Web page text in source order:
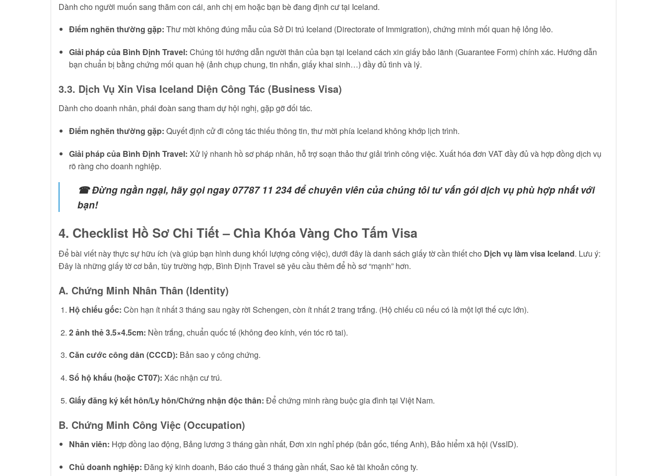
Dành cho người muốn sang thăm con cái, anh chị em hoặc bạn bè đang định cư tại Iceland.
Điểm nghẽn thường gặp: Thư mời không đúng mẫu của Sở Di trú Iceland (Directorate of Immigration), chứng minh mối quan hệ lỏng lẻo.
Giải pháp của Bình Định Travel: Chúng tôi hướng dẫn người thân của bạn tại Iceland cách xin giấy bảo lãnh (Guarantee Form) chính xác. Hướng dẫn
bạn chuẩn bị bằng chứng mối quan hệ (ảnh chụp chung, tin nhắn, giấy khai sinh…) đầy đủ tình và lý.
3.3. Dịch Vụ Xin Visa Iceland Diện Công Tác (Business Visa)
Dành cho doanh nhân, phái đoàn sang tham dự hội nghị, gặp gỡ đối tác.
Điểm nghẽn thường gặp: Quyết định cử đi công tác thiếu thông tin, thư mời phía Iceland không khớp lịch trình.
Giải pháp của Bình Định Travel: Xử lý nhanh hồ sơ pháp nhân, hỗ trợ soạn thảo thư giải trình công việc. Xuất hóa đơn VAT đầy đủ và hợp đồng dịch vụ
rõ ràng cho doanh nghiệp.
☎ Đừng ngần ngại, hãy gọi ngay 07787 11 234 để chuyên viên của chúng tôi tư vấn gói dịch vụ phù hợp nhất với
bạn!
4. Checklist Hồ Sơ Chi Tiết – Chìa Khóa Vàng Cho Tấm Visa
Để bài viết này thực sự hữu ích (và giúp bạn hình dung khối lượng công việc), dưới đây là danh sách giấy tờ cần thiết cho Dịch vụ làm visa Iceland. Lưu ý:
Đây là những giấy tờ cơ bản, tùy trường hợp, Bình Định Travel sẽ yêu cầu thêm để hồ sơ “mạnh” hơn.
A. Chứng Minh Nhân Thân (Identity)
Hộ chiếu gốc: Còn hạn ít nhất 3 tháng sau ngày rời Schengen, còn ít nhất 2 trang trắng. (Hộ chiếu cũ nếu có là một lợi thế cực lớn).
2 ảnh thẻ 3.5×4.5cm: Nền trắng, chuẩn quốc tế (không đeo kính, vén tóc rõ tai).
Căn cước công dân (CCCD): Bản sao y công chứng.
Sổ hộ khẩu (hoặc CT07): Xác nhận cư trú.
Giấy đăng ký kết hôn/Ly hôn/Chứng nhận độc thân: Để chứng minh ràng buộc gia đình tại Việt Nam.
B. Chứng Minh Công Việc (Occupation)
Nhân viên: Hợp đồng lao động, Bảng lương 3 tháng gần nhất, Đơn xin nghỉ phép (bản gốc, tiếng Anh), Bảo hiểm xã hội (VssID).
Chủ doanh nghiệp: Đăng ký kinh doanh, Báo cáo thuế 3 tháng gần nhất, Sao kê tài khoản công ty.